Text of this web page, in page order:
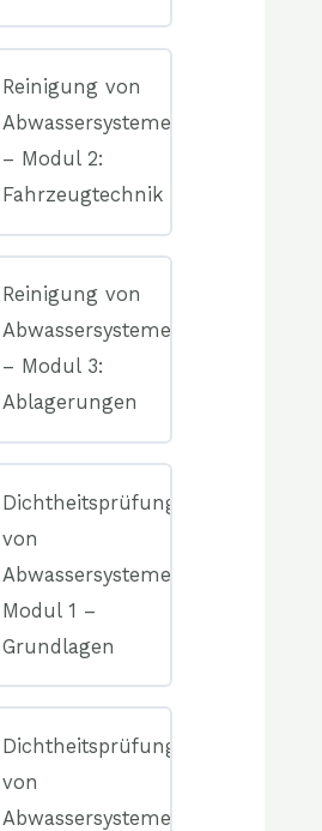
0%
COMPLETE
0/0
Elemente(n)
Reinigung von
Abwassersystemen
– Modul 2:
Fahrzeugtechnik
0%
COMPLETE
0/0
Elemente(n)
Reinigung von
Abwassersystemen
– Modul 3:
Ablagerungen
0%
COMPLETE
0/0
Elemente(n)
Dichtheitsprüfung
von
Abwassersystemen
Modul 1 –
Grundlagen
0%
COMPLETE
0/0
Elemente(n)
Dichtheitsprüfung
von
Abwassersystemen